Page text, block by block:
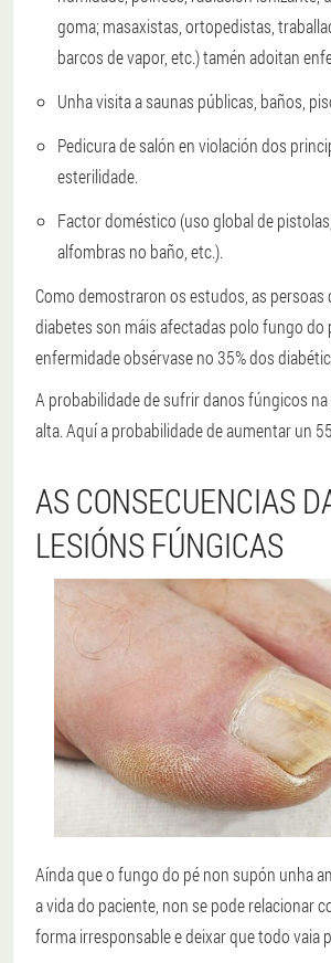
goma; masaxistas, ortopedistas,
barcos de vapor, etc.) tamén adoitan
Unha visita a saunas públicas, baños,
Pedicura de salón en violación dos
esterilidade.
Factor doméstico (uso global de
alfombras no baño, etc.).
Como demostraron os estudos, as persoas
diabetes son máis afectadas polo fungo do
enfermidade obsérvase no 35% dos
A probabilidade de sufrir danos fúngicos
alta. Aquí a probabilidade de aumentar un
AS CONSECUENCIAS
LESIÓNS FÚNGICAS
Aínda que o fungo do pé non supón unha
a vida do paciente, non se pode relacionar
forma irresponsable e deixar que todo vaia